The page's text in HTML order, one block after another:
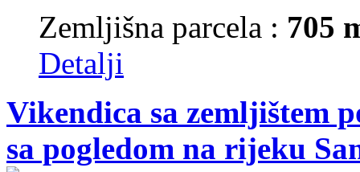
Zemljišna parcela : 705
Detalji
Vikendica sa zemljištem
sa pogledom na rijeku